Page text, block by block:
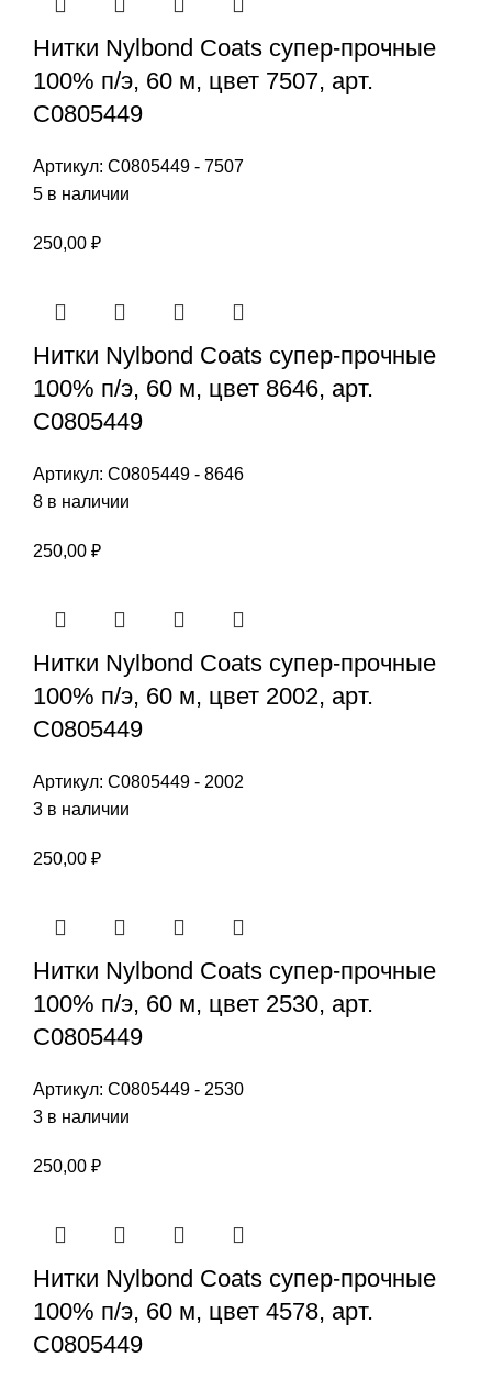
Нитки Nylbond Coats супер-прочные
100% п/э, 60 м, цвет 7507, арт.
С0805449
Артикул: С0805449 - 7507
5 в наличии
250,00 ₽
Нитки Nylbond Coats супер-прочные
100% п/э, 60 м, цвет 8646, арт.
С0805449
Артикул: С0805449 - 8646
8 в наличии
250,00 ₽
Нитки Nylbond Coats супер-прочные
100% п/э, 60 м, цвет 2002, арт.
С0805449
Артикул: С0805449 - 2002
3 в наличии
250,00 ₽
Нитки Nylbond Coats супер-прочные
100% п/э, 60 м, цвет 2530, арт.
С0805449
Артикул: С0805449 - 2530
3 в наличии
250,00 ₽
Нитки Nylbond Coats супер-прочные
100% п/э, 60 м, цвет 4578, арт.
С0805449